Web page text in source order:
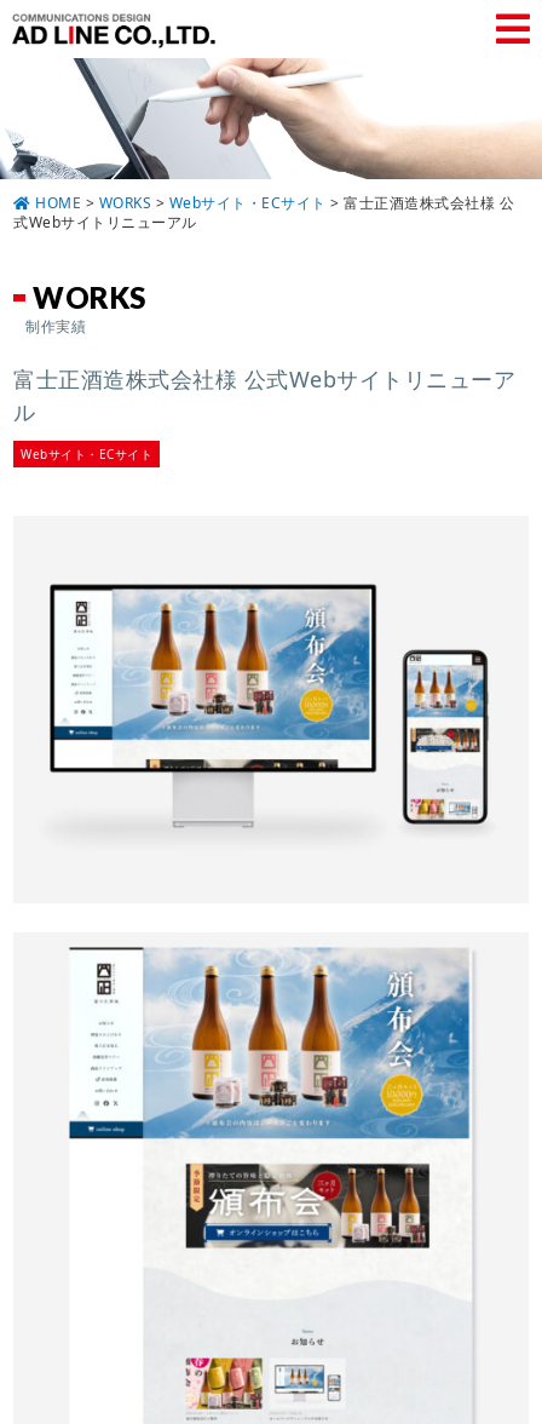
HOME > WORKS > Webサイト・ECサイト >富士正酒造株式会社様 公
式Webサイトリニューアル
WORKS
制作実績
富士正酒造株式会社様 公式Webサイトリニューア
ル
Webサイト・ECサイト